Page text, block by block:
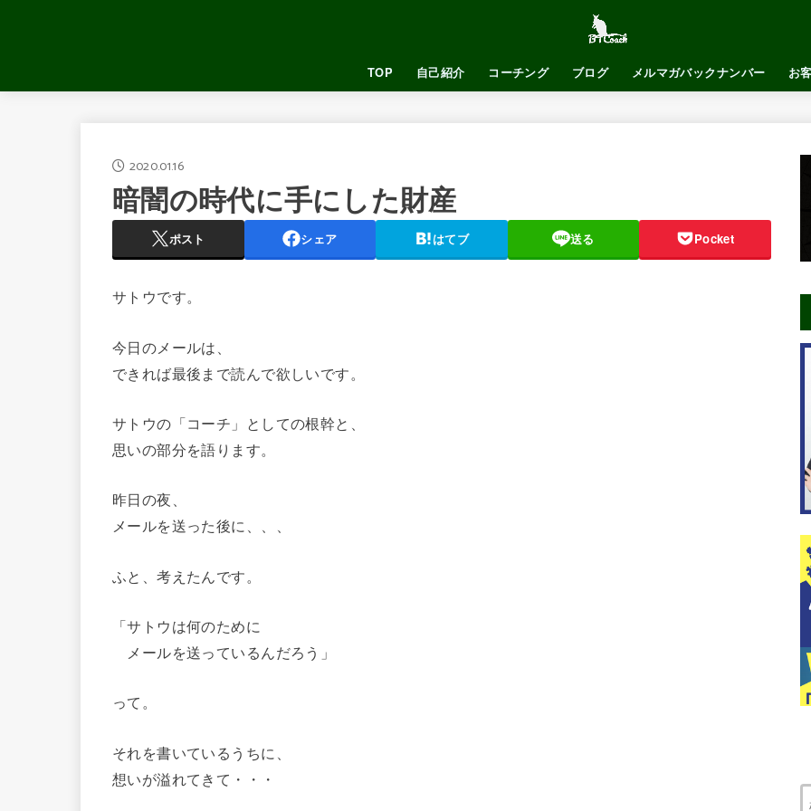
TOP 自己紹介 コーチング ブログ メルマガバックナンバー お
2020.01.16
暗闇の時代に手にした財産
ポスト シェア はてブ 送る Pocket
サトウです。
今日のメールは、
できれば最後まで読んで欲しいです。
サトウの「コーチ」としての根幹と、
思いの部分を語ります。
昨日の夜、
メールを送った後に、、、
ふと、考えたんです。
「サトウは何のために
メールを送っているんだろう」
って。
それを書いているうちに、
想いが溢れてきて・・・